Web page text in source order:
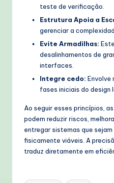
teste de verificação.
Estrutura Apoia a
gerenciar a
Evite Armadilhas:
desalinhamentos de
interfaces.
Integre cedo: Envolve
fases iniciais do design
Ao seguir esses princípios,
podem reduzir riscos,
entregar sistemas que
fisicamente viáveis. A
traduz diretamente em
Tags: